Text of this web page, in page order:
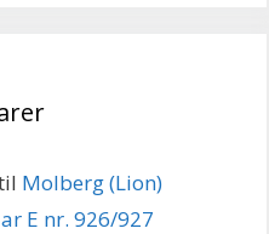
Molberg (Lion)
E nr. 926/927